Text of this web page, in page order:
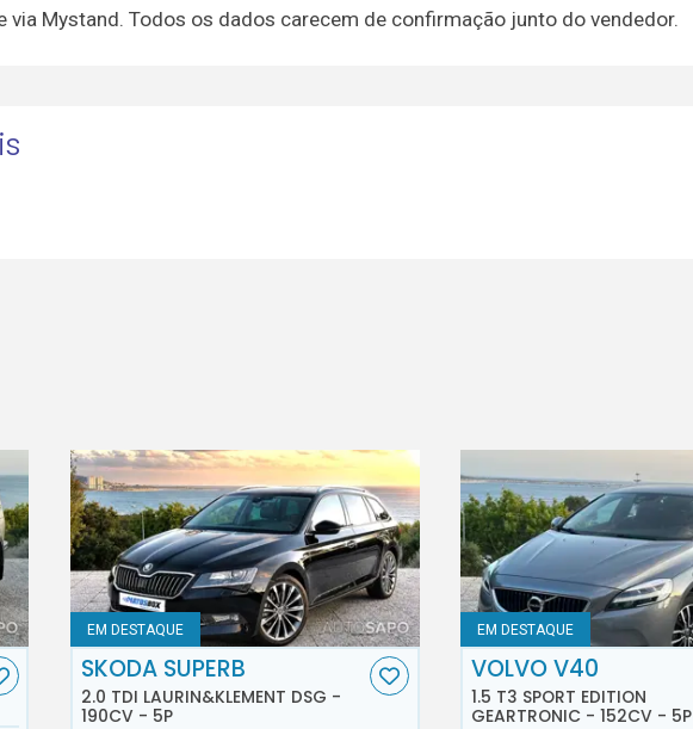
via Mystand. Todos os dados carecem de confirmação junto do vendedor.
EM DESTAQUE
SKODA SUPERB
2.0 TDI LAURIN&KLEMENT DSG -
190CV - 5P
EM DESTAQUE
VOLVO V40
1.5 T3 SPORT EDITION
GEARTRONIC - 152CV - 5P